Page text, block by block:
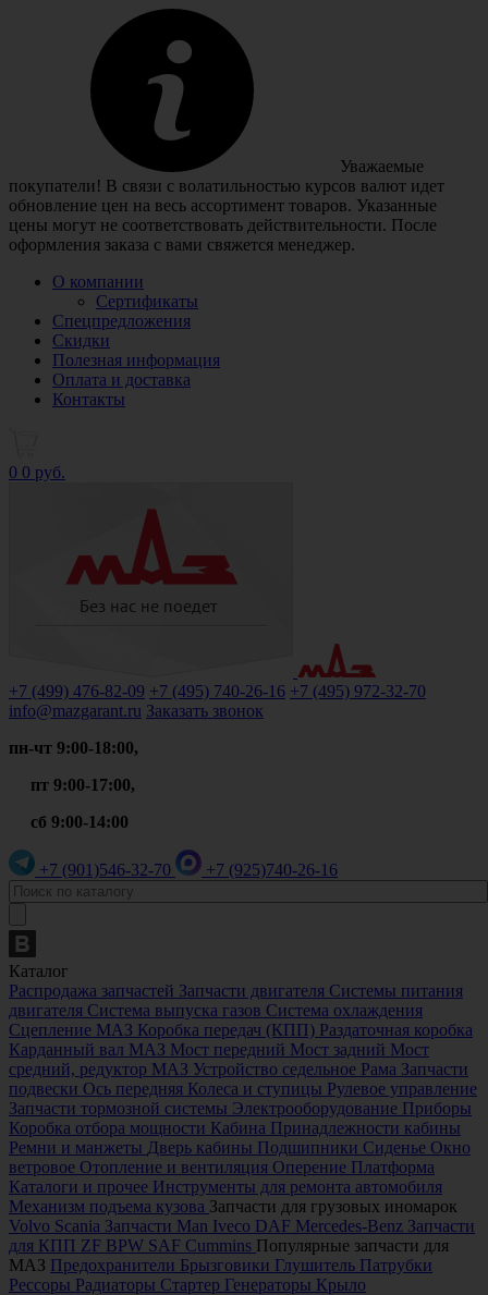
Уважаемые
покупатели! В связи с волатильностью курсов валют идет
обновление цен на весь ассортимент товаров. Указанные
цены могут не соответствовать действительности. После
оформления заказа с вами свяжется менеджер.
О компании
Сертификаты
Спецпредложения
Скидки
Полезная информация
Оплата и доставка
Контакты
0 0 руб.
+7 (499) 476-82-09 +7 (495) 740-26-16 +7 (495) 972-32-70
info@mazgarant.ru Заказать звонок
пн-чт 9:00-18:00,
пт 9:00-17:00,
сб 9:00-14:00
+7 (901)546-32-70 +7 (925)740-26-16
Каталог
Распродажа запчастей Запчасти двигателя Системы питания
двигателя Система выпуска газов Система охлаждения
Сцепление МАЗ Коробка передач (КПП) Раздаточная коробка
Карданный вал МАЗ Мост передний Мост задний Мост
средний, редуктор МАЗ Устройство седельное Рама Запчасти
подвески Ось передняя Колеса и ступицы Рулевое управление
Запчасти тормозной системы Электрооборудование Приборы
Коробка отбора мощности Кабина Принадлежности кабины
Ремни и манжеты Дверь кабины Подшипники Сиденье Окно
ветровое Отопление и вентиляция Оперение Платформа
Каталоги и прочее Инструменты для ремонта автомобиля
Механизм подъема кузова Запчасти для грузовых иномарок
Volvo Scania Запчасти Man Iveco DAF Mercedes-Benz Запчасти
для КПП ZF BPW SAF Cummins Популярные запчасти для
МАЗ Предохранители Брызговики Глушитель Патрубки
Рессоры Радиаторы Стартер Генераторы Крыло